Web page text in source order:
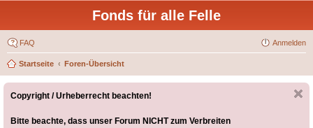
Fonds für alle Felle
FAQ Anmelden
Startseite Foren-Übersicht
Copyright / Urheberrecht beachten!
Bitte beachte, dass unser Forum NICHT zum Verbreiten